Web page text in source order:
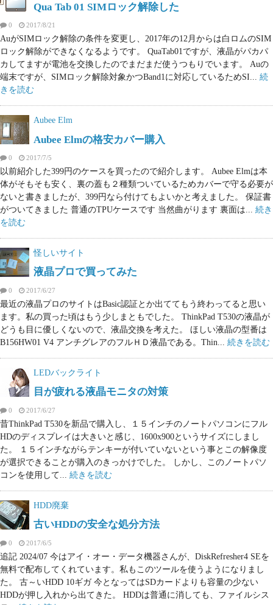
Qua Tab 01 SIMロック解除した
0 2017/8/21
AuがSIMロック解除の条件を変更し、2017年の12月からは白ロムのSIM
ロック解除ができなくなるようです。 QuaTab01ですが、液晶がパカパ
カしてますが電池を交換したのでまだまだ使うつもりでいます。 Auの
端末ですが、SIMロック解除対象かつBand1に対応しているためSI... 続
きを読む
Aubee Elm
Aubee Elmの格安カバー購入
0 2017/7/5
以前紹介した399円のケースを買ったので紹介します。 Aubee Elmは本
体がそもそも安く、裏の蓋も２種類ついているためカバーで守る必要が
ないと書きましたが、399円なら付けてもよいかと考えました。 保証書
がついてきました 普通のTPUケースです 当然曲がります 裏面は... 続き
を読む
怪しいサイト
液晶プロで買ってみた
0 2017/6/27
最近の液晶プロのサイトはBasic認証とか出ててもう終わってると思い
ます。私の買った頃はもう少しまともでした。 ThinkPad T530の液晶が
どうも目に優しくないので、液晶交換を考えた。 ほしい液晶の型番は
B156HW01 V4 アンチグレアのフルＨＤ液晶である。Thin... 続きを読む
LEDバックライト
目が疲れる液晶モニタの対策
0 2017/6/27
昔ThinkPad T530を新品で購入し、１５インチのノートパソコンにフル
HDのディスプレイは大きいと感じ、1600x900というサイズにしまし
た。 １５インチながらテンキーが付いていないという事とこの解像度
が選択できることが購入のきっかけでした。 しかし、このノートパソ
コンを使用して... 続きを読む
HDD廃棄
古いHDDの安全な処分方法
0 2017/6/5
追記 2024/07 今はアイ・オー・データ機器さんが、DiskRefresher4 SEを
無料で配布してくれています。私もこのツールを使うようになりまし
た。 古～いHDD 10ギガ 今となってはSDカードよりも容量の少ない
HDDが押し入れから出てきた。 HDDは普通に消しても、ファイルシス